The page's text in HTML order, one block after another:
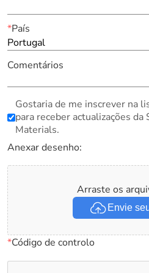
*País
Portugal
Comentários
Gostaria de me inscrever na
para receber actualizações da
Materials.
Anexar desenho:
Arraste os
Envie
*Código de controlo